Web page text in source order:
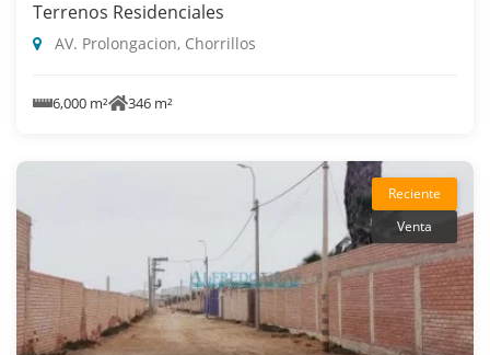
Terrenos Residenciales
AV. Prolongacion, Chorrillos
6,000 m² 346 m²
Reciente
Venta